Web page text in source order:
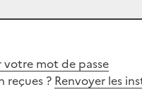
votre mot de passe
reçues ? Renvoyer les